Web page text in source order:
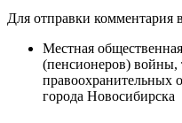
Для отправки комментария
Местная
(пенсионеров) войны,
правоохранительных
города Новосибирска